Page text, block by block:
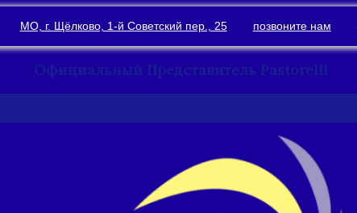
МО, г. Щёлково, 1-й Советский пер., 25 позвоните нам
Официальный Представитель Pastorelli